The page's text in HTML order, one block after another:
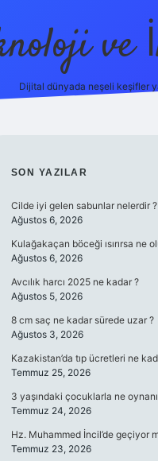
ve
Dijital dünyada neşeli keşifler
SIDEBAR
SON YAZILAR
Cilde iyi gelen sabunlar nelerdir ?
Ağustos 6, 2026
Kulağakaçan böceği ısırırsa ne
Ağustos 6, 2026
Avcılık harcı 2025 ne kadar ?
Ağustos 5, 2026
8 cm saç ne kadar sürede uzar ?
Ağustos 3, 2026
Kazakistan’da tıp ücretleri ne
Temmuz 25, 2026
3 yaşındaki çocuklarla ne
Temmuz 24, 2026
Hz. Muhammed İncil’de geçiyor
Temmuz 23, 2026